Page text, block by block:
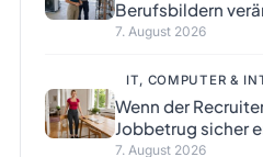
Berufsbildern
7. August 2026
IT, COMPUTER &
Wenn der
Jobbetrug sicher
7. August 2026